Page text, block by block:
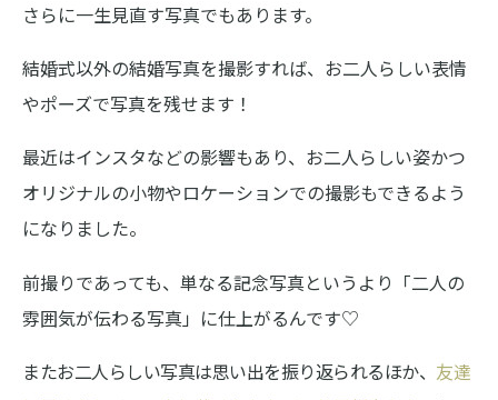
さらに一生見直す写真でもあります。
結婚式以外の結婚写真を撮影すれば、お二人らしい表情
やポーズで写真を残せます！
最近はインスタなどの影響もあり、お二人らしい姿かつ
オリジナルの小物やロケーションでの撮影もできるよう
になりました。
前撮りであっても、単なる記念写真というより「二人の
雰囲気が伝わる写真」に仕上がるんです♡
またお二人らしい写真は思い出を振り返られるほか、 友達